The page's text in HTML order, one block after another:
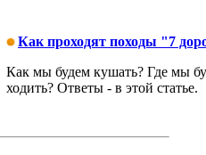
Как проходят походы "7
Как мы будем кушать? Где мы
ходить? Ответы - в этой статье.